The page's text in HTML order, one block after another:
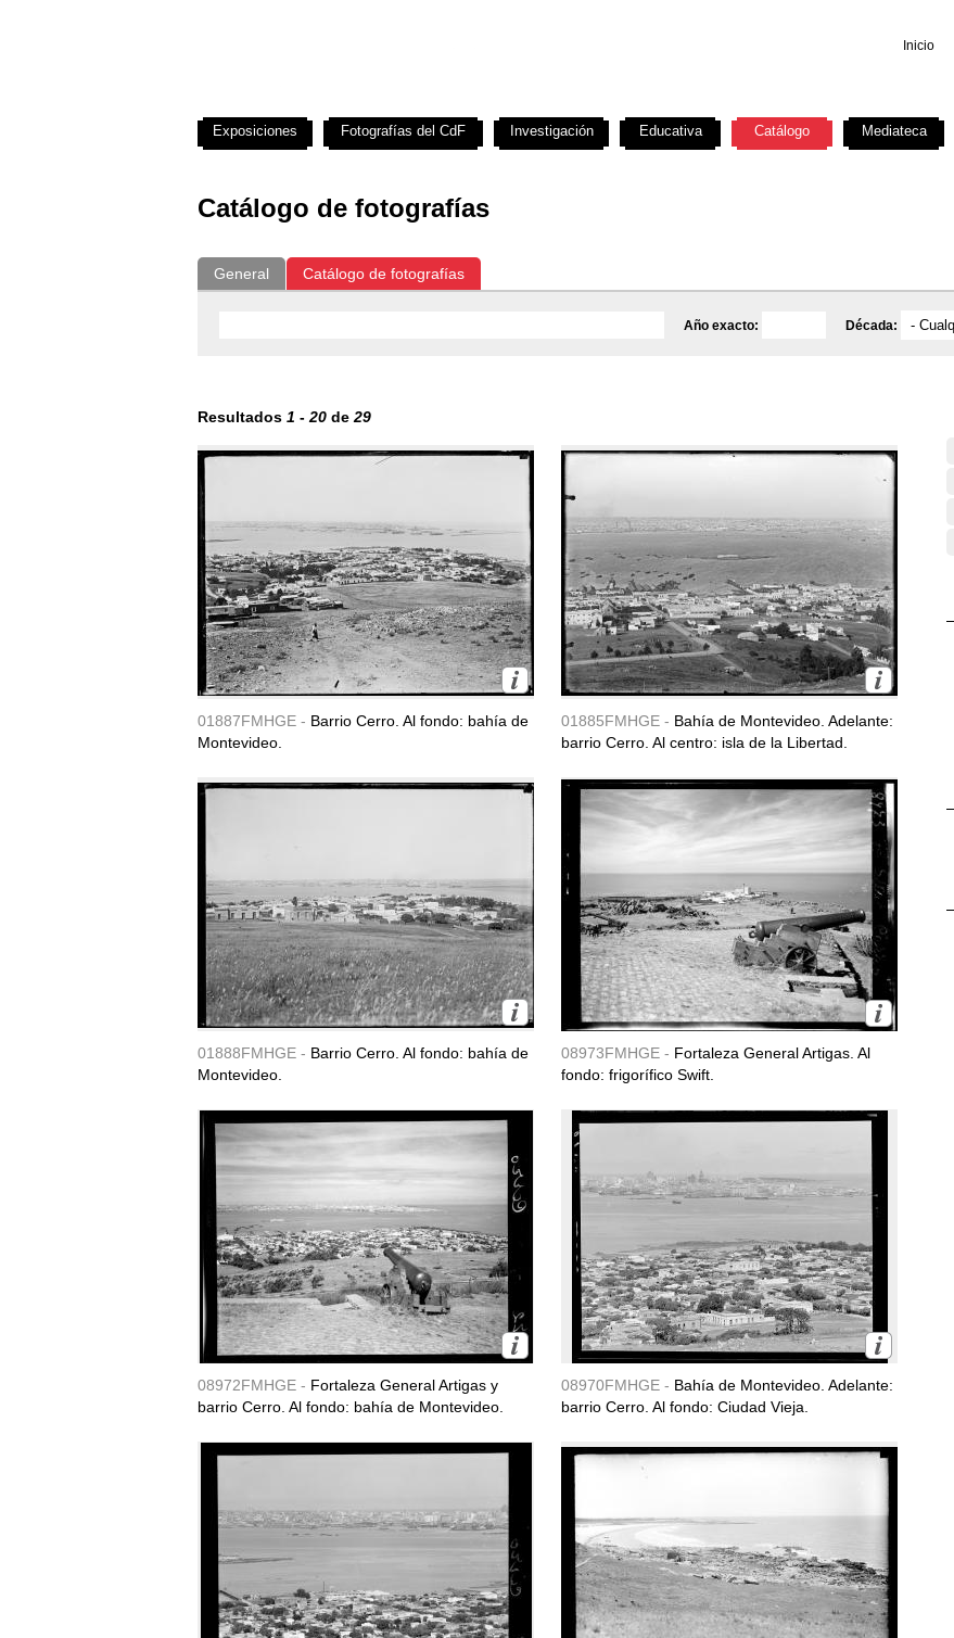
Inicio
Catálogo de fotografías
General Catálogo de fotografías
Año exacto: Década:
Resultados 1 - 20 de 29
01887FMHGE - Barrio Cerro. Al fondo: bahía de
Montevideo.
01885FMHGE - Bahía de Montevideo. Adelante:
barrio Cerro. Al centro: isla de la Libertad.
01888FMHGE - Barrio Cerro. Al fondo: bahía de
Montevideo.
08973FMHGE - Fortaleza General Artigas. Al
fondo: frigorífico Swift.
08972FMHGE - Fortaleza General Artigas y
barrio Cerro. Al fondo: bahía de Montevideo.
08970FMHGE - Bahía de Montevideo. Adelante:
barrio Cerro. Al fondo: Ciudad Vieja.
Exposiciones Fotografías del CdF Investigación Educativa Catálogo Mediateca